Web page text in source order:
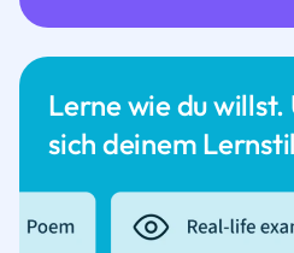
Lerne wie du willst.
sich deinem